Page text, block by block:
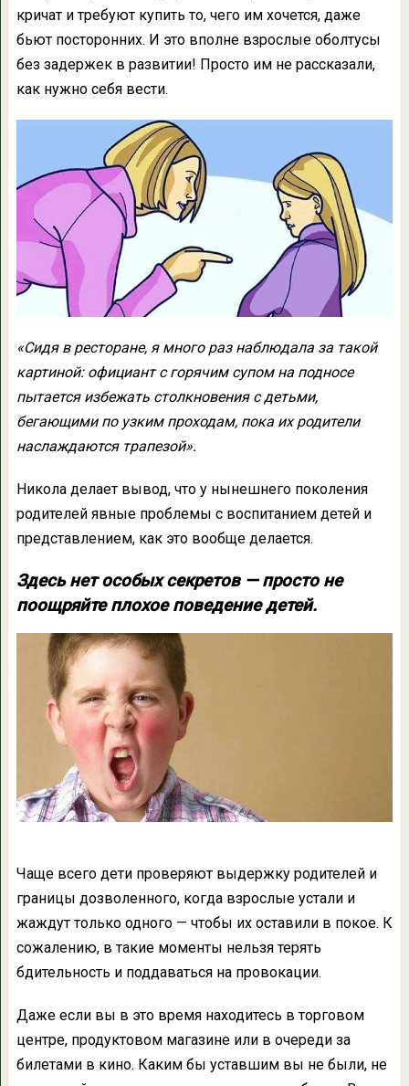
кричат и требуют купить то, чего им хочется, даже
бьют посторонних. И это вполне взрослые оболтусы
без задержек в развитии! Просто им не рассказали,
как нужно себя вести.
«Сидя в ресторане, я много раз наблюдала за такой
картиной: официант с горячим супом на подносе
пытается избежать столкновения с детьми,
бегающими по узким проходам, пока их родители
наслаждаются трапезой».
Никола делает вывод, что у нынешнего поколения
родителей явные проблемы с воспитанием детей и
представлением, как это вообще делается.
Здесь нет особых секретов — просто не
поощряйте плохое поведение детей.
Чаще всего дети проверяют выдержку родителей и
границы дозволенного, когда взрослые устали и
жаждут только одного — чтобы их оставили в покое. К
сожалению, в такие моменты нельзя терять
бдительность и поддаваться на провокации.
Даже если вы в это время находитесь в торговом
центре, продуктовом магазине или в очереди за
билетами в кино. Каким бы уставшим вы не были, не